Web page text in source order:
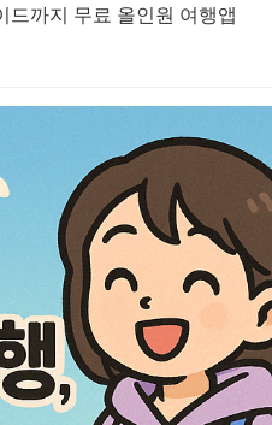
드까지 무료 올인원 여행앱